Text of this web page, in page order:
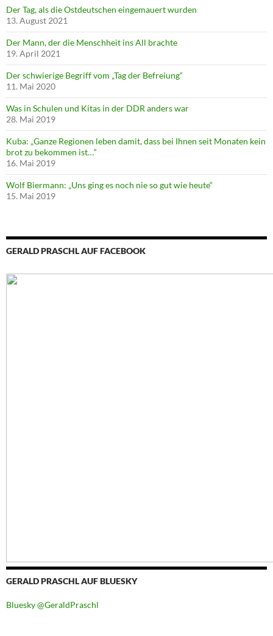
Der Tag, als die Ostdeutschen eingemauert wurden
13. August 2021
Der Mann, der die Menschheit ins All brachte
19. April 2021
Der schwierige Begriff vom „Tag der Befreiung“
11. Mai 2020
Was in Schulen und Kitas in der DDR anders war
28. Mai 2019
Kuba: „Ganze Regionen leben damit, dass bei Ihnen seit Monaten kein
brot zu bekommen ist…“
16. Mai 2019
Wolf Biermann: „Uns ging es noch nie so gut wie heute“
15. Mai 2019
GERALD PRASCHL AUF FACEBOOK
GERALD PRASCHL AUF BLUESKY
Bluesky @GeraldPraschl